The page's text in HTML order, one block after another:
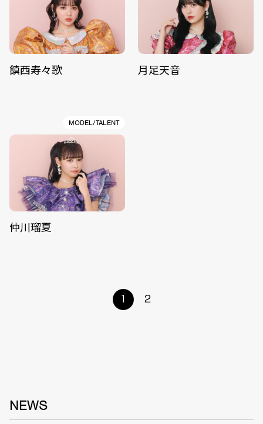
鎮西寿々歌 月足天音
MODEL/TALENT
仲川瑠夏
1 2
NEWS